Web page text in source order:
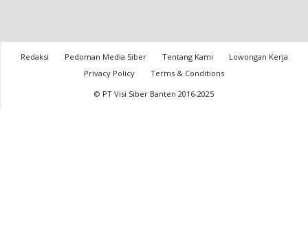
Redaksi Pedoman Media Siber Tentang Kami
Lowongan Kerja
Privacy Policy
Terms & Conditions
© PT Visi Siber Banten 2016-2025